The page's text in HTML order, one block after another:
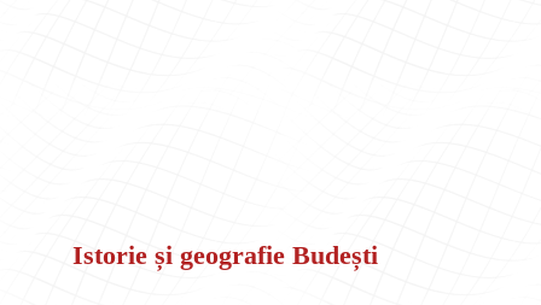
Istorie și geografie Budești